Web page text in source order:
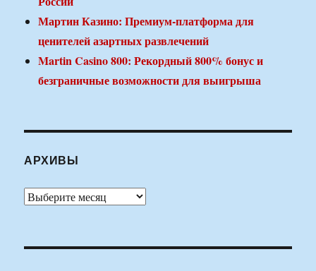
Мартин Казино: Премиум-платформа для
ценителей азартных развлечений
Martin Casino 800: Рекордный 800% бонус и
безграничные возможности для выигрыша
АРХИВЫ
Архивы